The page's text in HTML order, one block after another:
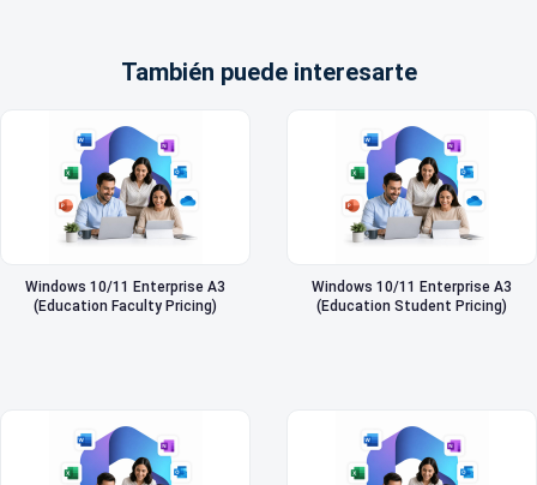
También puede interesarte
Windows 10/11 Enterprise A3
(Education Faculty Pricing)
Windows 10/11 Enterprise A3
(Education Student Pricing)